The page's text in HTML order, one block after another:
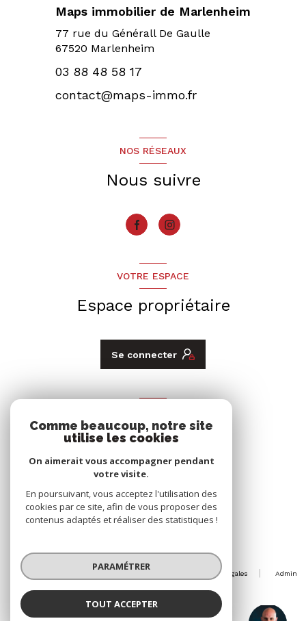
Raphael JOST
Maps immobilier de Marlenheim
77 rue du Générall De Gaulle
67520 Marlenheim
03 88 48 58 17
contact@maps-immo.fr
NOS RÉSEAUX
Nous suivre
VOTRE ESPACE
Espace propriétaire
Se connecter
Nous adhérons
© 2026 | Tous droits réservés
Mentions légales
Admin
Réalisé par :
Comme beaucoup, notre site
utilise les cookies
On aimerait vous accompagner pendant
votre visite.
En poursuivant, vous acceptez l'utilisation des
cookies par ce site, afin de vous proposer des
contenus adaptés et réaliser des statistiques !
PARAMÉTRER
TOUT ACCEPTER